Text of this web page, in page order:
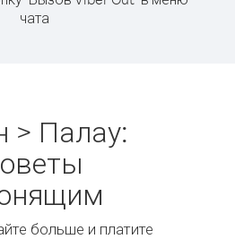
чата
> Палау:
больше и платите